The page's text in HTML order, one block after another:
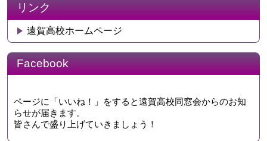
リンク
遠賀高校ホームページ
Facebook
ページに「いいね！」をすると遠賀高校同窓会からのお知
らせが届きます。
皆さんで盛り上げていきましょう！